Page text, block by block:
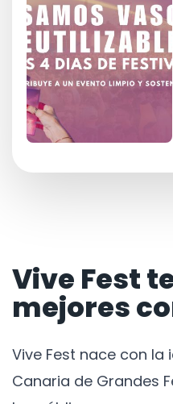
Vive Fest
mejores
Vive Fest nace con
Canaria de Grandes